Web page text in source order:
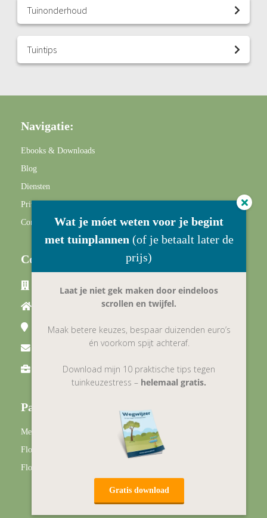
Tuinonderhoud
Tuintips
Navigatie:
Ebooks & Downloads
Blog
Diensten
Privacy statement
Contact
Contactinformatie:
Florum BV
8152 AA Lemelerveld
info@florum.nl
KvK nummer: 70337527
Partners:
Mecklenfeld Tuinen
Floramix
Floradesk
Wat je móet weten voor je begint
met tuinplannen (of je betaalt later de
prijs)
Laat je niet gek maken door eindeloos
scrollen en twijfel.
Maak betere keuzes, bespaar duizenden euro’s
én voorkom spijt achteraf.
Download mijn 10 praktische tips tegen
tuinkeuzestress – helemaal gratis.
Gratis download